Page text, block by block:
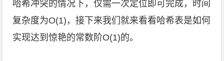
哈希冲突的情况下，仅需一次定位即可完成，时间
复杂度为O(1)，接下来我们就来看看哈希表是如何
实现达到惊艳的常数阶O(1)的。